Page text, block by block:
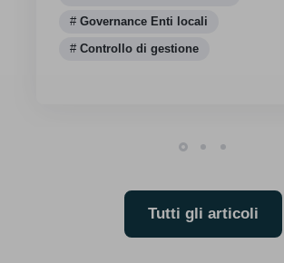
Governance Enti locali
Controllo di gestione
Tutti gli articoli